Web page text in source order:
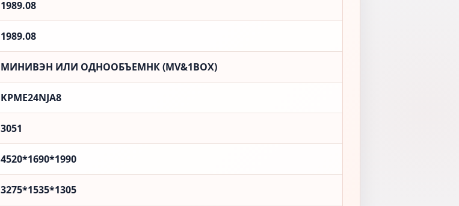
1989.08
1989.08
МИНИВЭН ИЛИ ОДНООБЪЕМНК (MV&1BOX)
KPME24NJA8
3051
4520*1690*1990
3275*1535*1305